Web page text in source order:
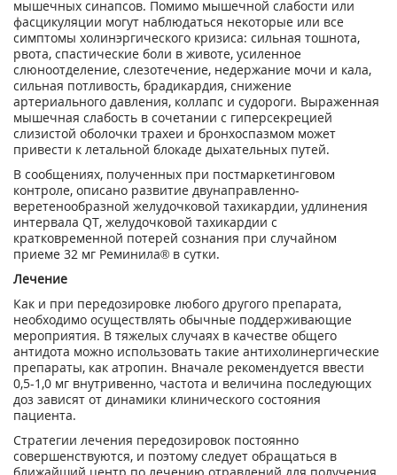
мышечных синапсов. Помимо мышечной слабости или
фасцикуляции могут наблюдаться некоторые или все
симптомы холинэргического кризиса: сильная тошнота,
рвота, спастические боли в животе, усиленное
слюноотделение, слезотечение, недержание мочи и кала,
сильная потливость, брадикардия, снижение
артериального давления, коллапс и судороги. Выраженная
мышечная слабость в сочетании с гиперсекрецией
слизистой оболочки трахеи и бронхоспазмом может
привести к летальной блокаде дыхательных путей.
В сообщениях, полученных при постмаркетинговом
контроле, описано развитие двунаправленно-
веретенообразной желудочковой тахикардии, удлинения
интервала QT, желудочковой тахикардии с
кратковременной потерей сознания при случайном
приеме 32 мг Реминила® в сутки.
Лечение
Как и при передозировке любого другого препарата,
необходимо осуществлять обычные поддерживающие
мероприятия. В тяжелых случаях в качестве общего
антидота можно использовать такие антихолинергические
препараты, как атропин. Вначале рекомендуется ввести
0,5-1,0 мг внутривенно, частота и величина последующих
доз зависят от динамики клинического состояния
пациента.
Стратегии лечения передозировок постоянно
совершенствуются, и поэтому следует обращаться в